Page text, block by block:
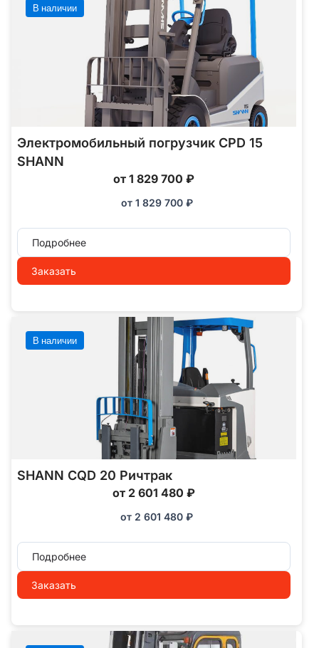
В наличии
Электромобильный погрузчик CPD 15
SHANN
от 1 829 700 ₽
от 1 829 700 ₽
Подробнее
Заказать
В наличии
SHANN CQD 20 Ричтрак
от 2 601 480 ₽
от 2 601 480 ₽
Подробнее
Заказать